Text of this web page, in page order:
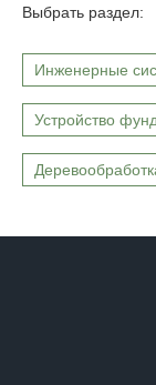
Выбрать раздел:
Инженерные
Устройство